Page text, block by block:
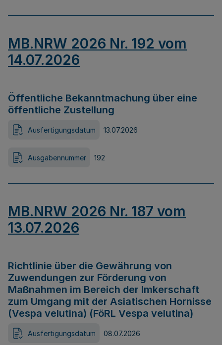
MB.NRW 2026 Nr. 192 vom
14.07.2026
Öffentliche Bekanntmachung über eine
öffentliche Zustellung
Ausfertigungsdatum 13.07.2026
Ausgabennummer 192
MB.NRW 2026 Nr. 187 vom
13.07.2026
Richtlinie über die Gewährung von
Zuwendungen zur Förderung von
Maßnahmen im Bereich der Imkerschaft
zum Umgang mit der Asiatischen Hornisse
(Vespa velutina) (FöRL Vespa velutina)
Ausfertigungsdatum 08.07.2026